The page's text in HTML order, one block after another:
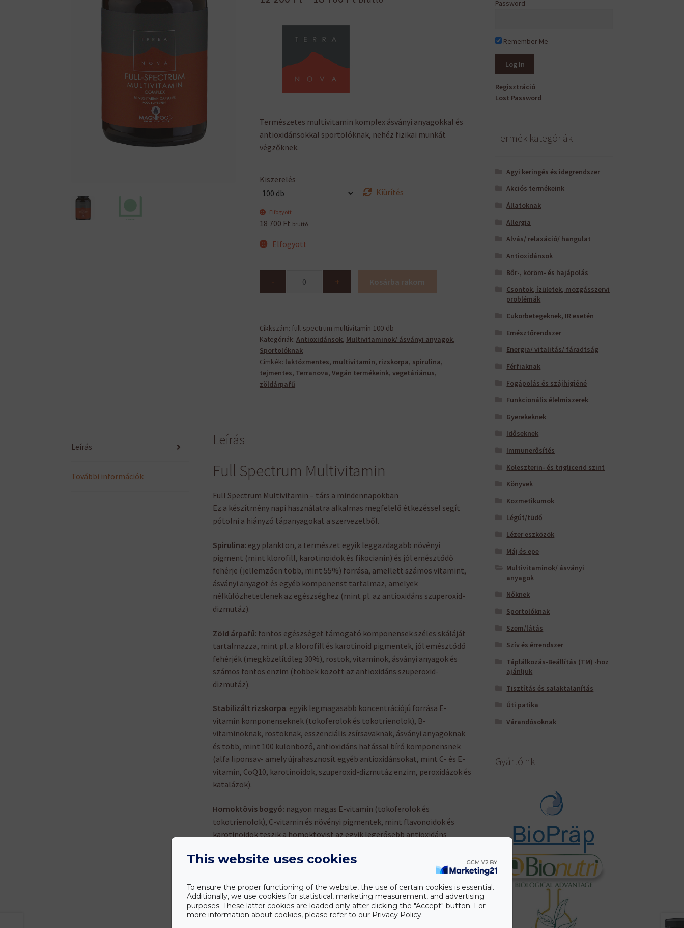
Természetes multivitamin komplex ásványi anyagokkal és
antioxidánsokkal sportolóknak, nehéz fizikai munkát
végzőknek.
Kiszerelés
Kiürítés
Elfogyott
18 700 Ft bruttó
Elfogyott
- + Kosárba rakom
Cikkszám: full-spectrum-multivitamin-100-db
Kategóriák:Antioxidánsok, Multivitaminok/ ásványi anyagok,
Sportolóknak
Címkék: laktózmentes, multivitamin, rizskorpa, spirulina,
tejmentes, Terranova,Vegán termékeink,vegetáriánus,
zöldárpafű
Leírás
További információk
Leírás
Full Spectrum Multivitamin
Full Spectrum Multivitamin – társ a mindennapokban
Ez a készítmény napi használatra alkalmas megfelelő étkezéssel segít
pótolni a hiányzó tápanyagokat a szervezetből.
Spirulina: egy plankton, a természet egyik leggazdagabb növényi
pigment (mint klorofill, karotinoidok és fikocianin) és jól emésztődő
fehérje (jellemzően több, mint 55%) forrása, amellett számos vitamint,
ásványi anyagot és egyéb komponenst tartalmaz, amelyek
nélkülözhetetlenek az egészséghez (mint pl. az antioxidáns szuperoxid-
dizmutáz).
Zöld árpafű: fontos egészséget támogató komponensek széles skáláját
tartalmazza, mint pl. a klorofill és karotinoid pigmentek, jól emésztődő
fehérjék (megközelítőleg 30%), rostok, vitaminok, ásványi anyagok és
számos fontos enzim (többek között az antioxidáns szuperoxid-
dizmutáz).
Stabilizált rizskorpa: egyik legmagasabb koncentrációjú forrása E-
vitamin komponenseknek (tokoferolok és tokotrienolok), B-
vitaminoknak, rostoknak, esszenciális zsírsavaknak, ásványi anyagoknak
és több, mint 100 különböző, antioxidáns hatással bíró komponensnek
(alfa liponsav- amely újrahasznosít egyéb antioxidánsokat, mint C- és E-
vitamin, CoQ10, karotinoidok, szuperoxid-dizmutáz enzim, peroxidázok és
katalázok).
Homoktövis bogyó: nagyon magas E-vitamin (tokoferolok és
tokotrienolok), C-vitamin és növényi pigmentek, mint flavonoidok és
karotinoidok teszik a homoktövist az egyik legerősebb antioxidáns
kevésbé ismert, mint az omega 3, 6 és 9, de jelentős az egészségügyi és
Feketeszeder:az egyik legmagasabb ORAC (oxigéngyök abszorbciós
kapacitás = antioxidáns hatás) besorolású antioxidáns gyümölcs és
kiemelkedő forrása az antocianin flavonoidoknak és karotinoidoknak
Password
Remember Me
Regisztráció
Lost Password
Termék kategóriák
Agyi keringés és idegrendszer
Akciós termékeink
Állatoknak
Allergia
Alvás/ relaxáció/ hangulat
Antioxidánsok
Bőr-, köröm- és hajápolás
Csontok, ízületek, mozgásszervi
problémák
Cukorbetegeknek, IR esetén
Emésztőrendszer
Energia/ vitalitás/ fáradtság
Férfiaknak
Fogápolás és szájhigiéné
Funkcionális élelmiszerek
Gyerekeknek
Időseknek
Immunerősítés
Koleszterin- és triglicerid szint
Könyvek
Kozmetikumok
Légút/tüdő
Lézer eszközök
Máj és epe
Multivitaminok/ ásványi
anyagok
Nőknek
Sportolóknak
Szem/látás
Szív és érrendszer
Táplálkozás-Beállítás (TM) -hoz
ajánljuk
Tisztítás és salaktalanítás
Úti patika
Várandósoknak
Gyártóink
This website uses cookies
To ensure the proper functioning of the website, the use of certain cookies is essential.
Additionally, we use cookies for statistical, marketing measurement, and advertising
purposes. These latter cookies are loaded only after clicking the "Accept" button. For
more information about cookies, please refer to our Privacy Policy.